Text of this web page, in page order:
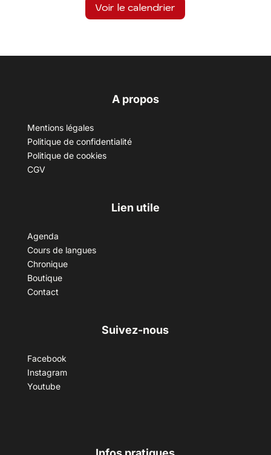
Voir le calendrier
A propos
Mentions légales
Politique de confidentialité
Politique de cookies
CGV
Lien utile
Agenda
Cours de langues
Chronique
Boutique
Contact
Suivez-nous
Facebook
Instagram
Youtube